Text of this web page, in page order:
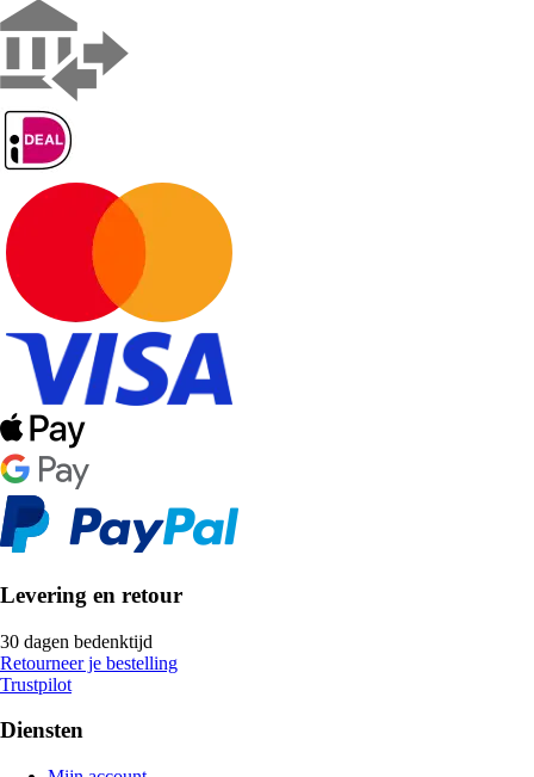
Levering en retour
30 dagen bedenktijd
Retourneer je bestelling
Trustpilot
Diensten